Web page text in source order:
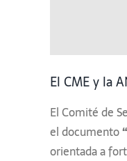
El CME y la
El Comité de
el documento
orientada a